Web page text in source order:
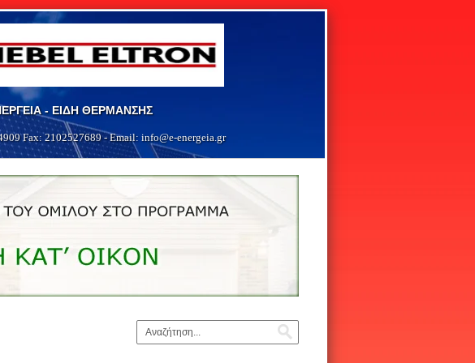
- ΕΙΔΗ ΘΕΡΜΑΝΣΗΣ
Fax: 2102527689 - Email: info@e-energeia.gr